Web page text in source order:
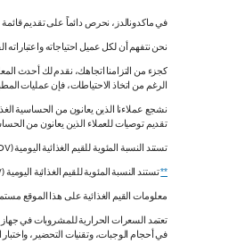
في ماكدونالدز، نحرص دائماً على تقديم
نحن نتفهم أن لكل عميل احتياجاته واعتباراته
كجزء من التزامنا اتجاهك، نقدم لك أحدث
الرغم من اتخاذ الاحتياطات، فإن عمليات
نشجع عملاءنا الذين يعانون من الحساسية
تقديم توصيات للعملاء الذين يعانون من
تستند النسبة المئوية للقيم الغذائية اليومية (DV) والكميات الغذائية الموصى بها RDIs إلى القيم غير المقيدة.
**تستند النسبة المئوية للقيم الغذائية اليومية (DV) إلى نظام غذائي يحتوي على 2000 سعرة حرارية. قد تكون قيمك اليومية أعلى أو أقل اعتماداً على احتياجاتك من السعرات الحرارية.
معلومات القيم الغذائية على هذا الموقع
تعتمد السعرات الحرارية للمشروبات في جهاز
في أحجام الوجبات، وتقنيات التحضير، واختبار